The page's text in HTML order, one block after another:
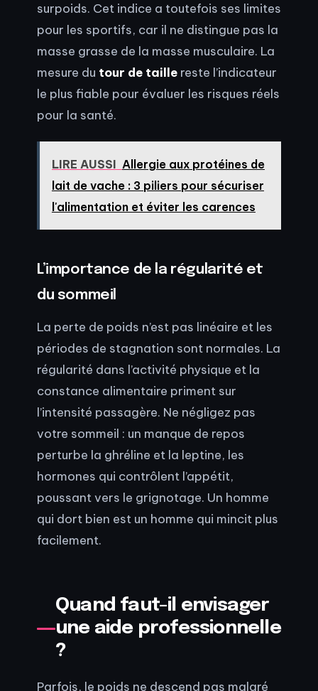
surpoids. Cet indice a toutefois ses limites
pour les sportifs, car il ne distingue pas la
masse grasse de la masse musculaire. La
mesure du tour de taille reste l’indicateur
le plus fiable pour évaluer les risques réels
pour la santé.
LIRE AUSSI Allergie aux protéines de
lait de vache : 3 piliers pour sécuriser
l'alimentation et éviter les carences
L’importance de la régularité et
du sommeil
La perte de poids n’est pas linéaire et les
périodes de stagnation sont normales. La
régularité dans l’activité physique et la
constance alimentaire priment sur
l’intensité passagère. Ne négligez pas
votre sommeil : un manque de repos
perturbe la ghréline et la leptine, les
hormones qui contrôlent l’appétit,
poussant vers le grignotage. Un homme
qui dort bien est un homme qui mincit plus
facilement.
Quand faut-il envisager
une aide professionnelle
?
Parfois, le poids ne descend pas malgré